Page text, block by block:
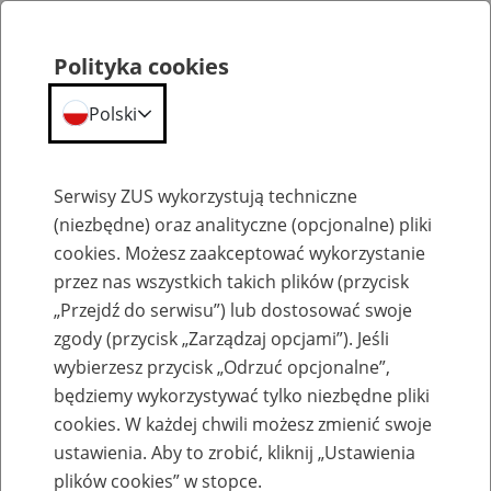
Emerytury
Baza zlikwidowanych lub
przekształconych zakładów pracy
Polityka cookies
Polski
Serwisy ZUS wykorzystują techniczne
(niezbędne) oraz analityczne (opcjonalne) pliki
cookies. Możesz zaakceptować wykorzystanie
przez nas wszystkich takich plików (przycisk
„Przejdź do serwisu”) lub dostosować swoje
zgody (przycisk „Zarządzaj opcjami”). Jeśli
wybierzesz przycisk „Odrzuć opcjonalne”,
będziemy wykorzystywać tylko niezbędne pliki
cookies. W każdej chwili możesz zmienić swoje
ustawienia. Aby to zrobić, kliknij „Ustawienia
plików cookies” w stopce.